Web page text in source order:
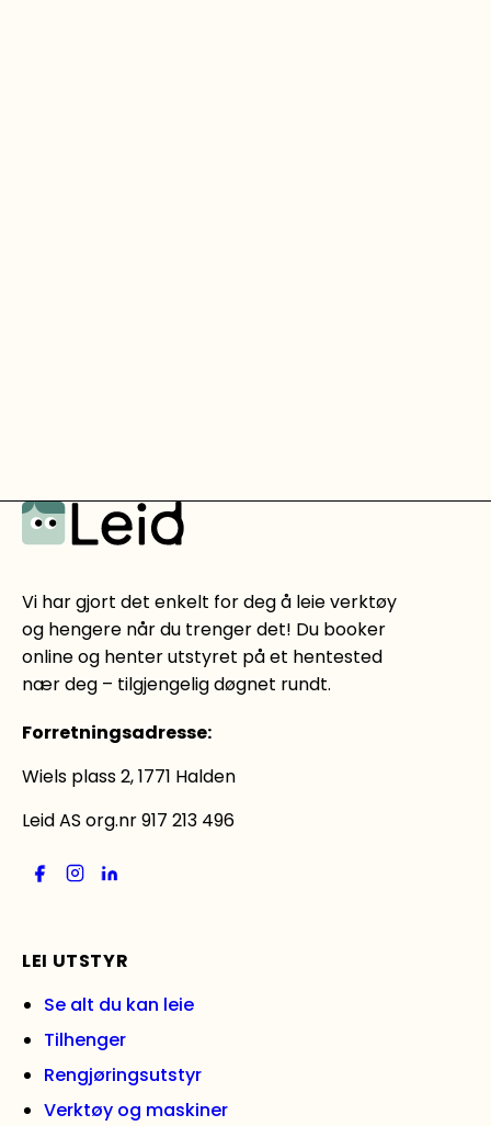
Vi har gjort det enkelt for deg å leie verktøy
og hengere når du trenger det! Du booker
online og henter utstyret på et hentested
nær deg – tilgjengelig døgnet rundt.
Forretningsadresse:
Wiels plass 2, 1771 Halden
Leid AS org.nr 917 213 496
LEI UTSTYR
Se alt du kan leie
Tilhenger
Rengjøringsutstyr
Verktøy og maskiner